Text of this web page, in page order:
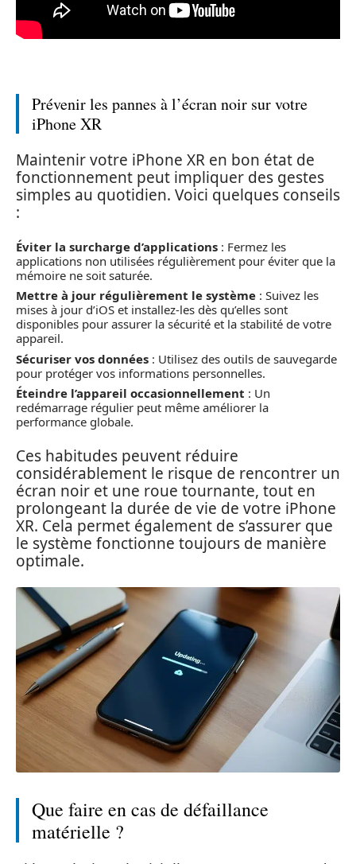
Prévenir les pannes à l’écran noir sur votre
iPhone XR
Maintenir votre iPhone XR en bon état de
fonctionnement peut impliquer des gestes
simples au quotidien. Voici quelques conseils
:
Éviter la surcharge d’applications : Fermez les
applications non utilisées régulièrement pour éviter que la
mémoire ne soit saturée.
Mettre à jour régulièrement le système : Suivez les
mises à jour d’iOS et installez-les dès qu’elles sont
disponibles pour assurer la sécurité et la stabilité de votre
appareil.
Sécuriser vos données : Utilisez des outils de sauvegarde
pour protéger vos informations personnelles.
Éteindre l’appareil occasionnellement : Un
redémarrage régulier peut même améliorer la
performance globale.
Ces habitudes peuvent réduire
considérablement le risque de rencontrer un
écran noir et une roue tournante, tout en
prolongeant la durée de vie de votre iPhone
XR. Cela permet également de s’assurer que
le système fonctionne toujours de manière
optimale.
Que faire en cas de défaillance
matérielle ?